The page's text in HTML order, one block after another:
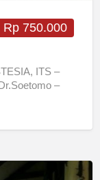
Rp 750.000
ITS –
–